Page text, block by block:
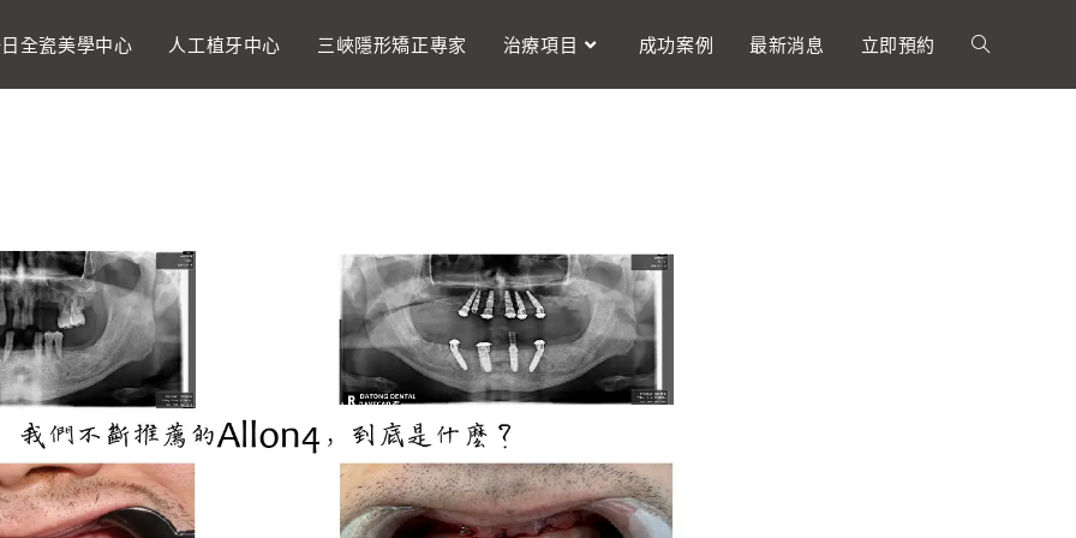
全瓷美學中心 人工植牙中心 三峽隱形矯正專家 治療項目 成功案例 最新消息 立即預約